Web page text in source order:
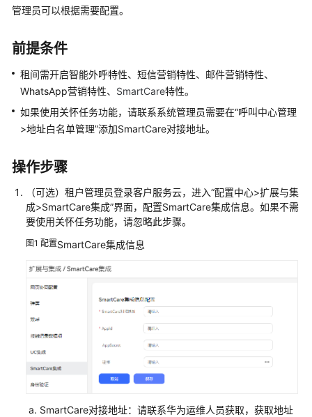
快
入
门
用
指
南
云
制
台
操
作
南
租
户
管
理
员
指
管理员可以根据需要配置。
前提条件
租间需开启智能外呼特性、短信营销特性、邮件营销特性、
WhatsApp营销特性、 SmartCare特性。
如果使用关怀任务功能，请联系系统管理员需要在“呼叫中心管理
>地址白名单管理”添加SmartCare对接地址。
操作步骤
（可选）租户管理员登录客户服务云，进入“配置中心>扩展与集
成>SmartCare集成”界面，配置SmartCare集成信息。如果不需
要使用关怀任务功能，请忽略此步骤。
图1 配置SmartCare集成信息
SmartCare对接地址：请联系华为运维人员获取，获取地址